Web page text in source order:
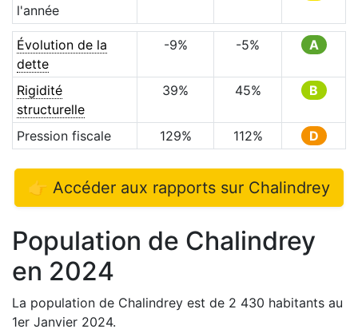
l'année
Évolution de la
dette
-9% -5% A
Rigidité
structurelle
39% 45% B
Pression fiscale 129% 112% D
👉 Accéder aux rapports sur Chalindrey
Population de Chalindrey
en 2024
La population de Chalindrey est de 2 430 habitants au
1er Janvier 2024.